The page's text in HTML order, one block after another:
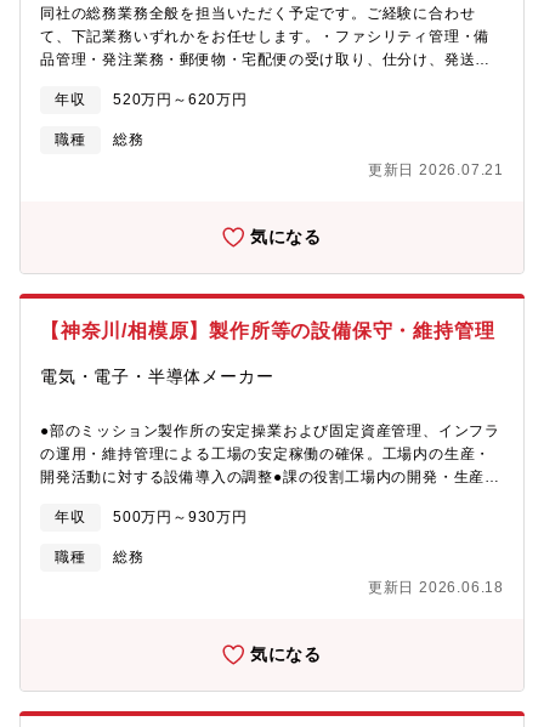
受するなどして、当社の強味をさらに強化し、市場での立ち位置
をより明確なものにしております。国内拠点は、厚木、千歳、滋
賀（MMIセミコンダクター社）の他、開発センターとして岐阜、
群馬に事務所を構えています。海外は生産拠点として、フィリピ
有しているため、モーター事業、電源事業、IoT事業などの様々な
事業と密に連携することにより、新たな事業機会や技術力のシナ
プライム上場のミネベアミツミグループの技術開発部門、半導体
ら生産設備までを兼ね備えた重要な事業所の一つです。
同社の総務業務全般を担当いただく予定です。ご経験に合わせ
て、下記業務いずれかをお任せします。・ファシリティ管理・備
品管理・発注業務・郵便物・宅配便の受け取り、仕分け、発送手
要行事の運営: 株主総会や創立記念式典の企画・会場設営・当日の
運営・リスクマネジメント：リスクマネジメント委員会の事務局
業務、グループ重要リスク対策の進捗管理など・BCP：全社BCP
の取りまとめ、BCP訓練の計画・実施・グローバル保険管理: 損害
およびコスト最適化の提案
年収 520万円～620万円
職種
総務
更新日 2026.07.21
気になる
【神奈川/相模原】製作所等の設備保守・維持管理
電気・電子・半導体メーカー
●部のミッション製作所の安定操業および固定資産管理、インフラ
の運用・維持管理による工場の安定稼働の確保。工場内の生産・
開発活動に対する設備導入の調整●課の役割工場内の開発・生産活
維持管理をおこなうことで、工場の安定稼働への貢献できます●配
属先経営管理本部/工務管理部/相模原工務課●ニコン製作所におけ
る設備管理業務全般・建物、設備の保守、運用、管理・上記にか
かる発注、検収・工事／省エネ施策の企画立案、並びに評価・製
留まらず、多角的な経営方針を推進している現況から、今後の大
の力が必要となっております。また、現在工場に設置されている
年収 500万円～930万円
職種
総務
更新日 2026.06.18
気になる